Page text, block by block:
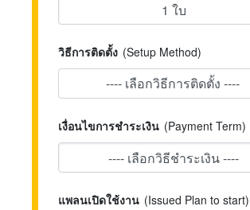
วิธีการติดตั้ง (Setup Method)
---- เลือกวิธีการติดตั้ง ----
เงื่อนไขการชำระเงิน (Payment Term)
แพลนเปิดใช้งาน (Issued Plan to start)